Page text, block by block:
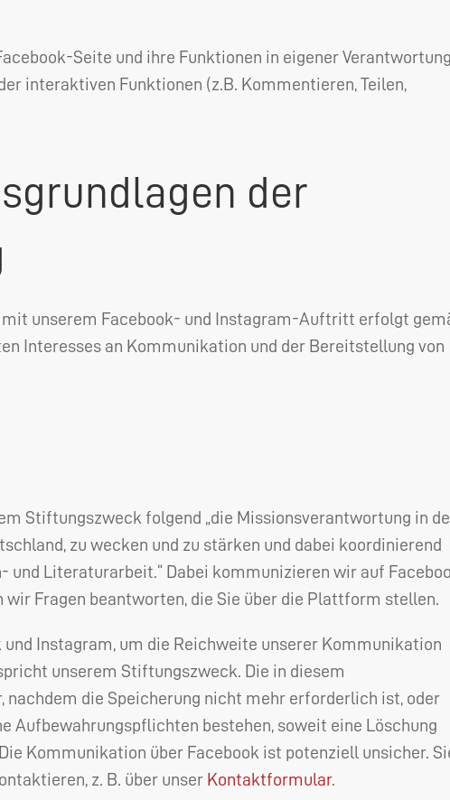
Seite und ihre Funktionen in eigener Verantwortung
interaktiven Funktionen (z.B. Kommentieren, Teilen,
der
unserem Facebook- und Instagram-Auftritt erfolgt
Interesses an Kommunikation und der Bereitstellung von
Stiftungszweck folgend „die Missionsverantwortung in
zu wecken und zu stärken und dabei koordinierend
Literaturarbeit.“ Dabei kommunizieren wir auf
Fragen beantworten, die Sie über die Plattform stellen.
und Instagram, um die Reichweite unserer Kommunikation
unserem Stiftungszweck. Die in diesem
nachdem die Speicherung nicht mehr erforderlich ist, oder
Aufbewahrungspflichten bestehen, soweit eine Löschung
Kommunikation über Facebook ist potenziell unsicher.
z. B. über unser Kontaktformular.